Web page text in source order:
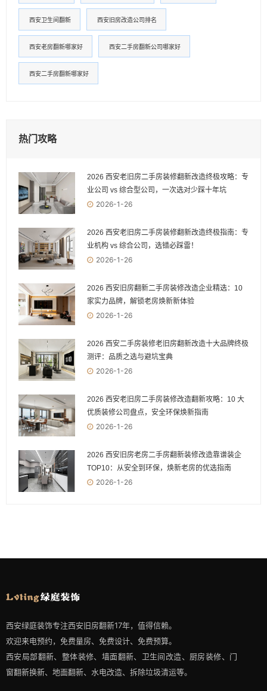
西安卫生间翻新 西安旧房改造公司排名
西安老房翻新哪家好 西安二手房翻新公司哪家好
西安二手房翻新哪家好
热门攻略
2026 西安老旧房二手房装修翻新改造终极攻略：专
业公司 vs 综合型公司，一次选对少踩十年坑
2026-1-26
2026 西安老旧房二手房装修翻新改造终极指南：专
业机构 vs 综合公司，选错必踩雷！
2026-1-26
2026 西安旧房翻新二手房装修改造企业精选：10
家实力品牌，解锁老房焕新新体验
2026-1-26
2026 西安二手房装修老旧房翻新改造十大品牌终极
测评：品质之选与避坑宝典
2026-1-26
2026 西安老旧房二手房装修改造翻新攻略：10 大
优质装修公司盘点，安全环保焕新指南
2026-1-26
2026 西安旧房老房二手房翻新装修改造靠谱装企
TOP10：从安全到环保，焕新老房的优选指南
2026-1-26
西安绿庭装饰专注西安旧房翻新17年，值得信赖。
欢迎来电预约，免费量房、免费设计、免费预算。
西安局部翻新、整体装修、墙面翻新、卫生间改造、厨房装修、门
窗翻新换新、地面翻新、水电改造、拆除垃圾清运等。